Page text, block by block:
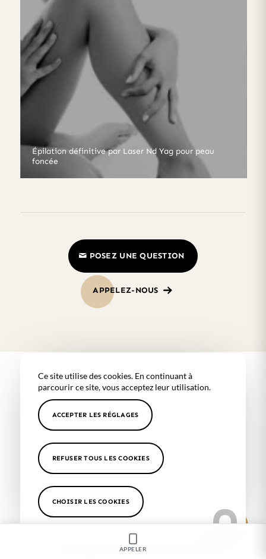
Épilation définitive par Laser Nd Yag pour peau
foncée
POSEZ UNE QUESTION
APPELEZ-NOUS
Tous nos soins à Marseille 8ème
Séances de mésothérapie pour cheveux à
Traitement anti calvitie à Marseille 8ème
Traitement chute des cheveux à Marseille 8ème
Injections de botox par un médecin à Marseille
8ème
Injections PRP cheveux à Marseille 8ème
Injections d’acide hyaluronique par un médecin à
Ce site utilise des cookies. En continuant à
parcourir ce site, vous acceptez leur utilisation.
ACCEPTER LES RÉGLAGES
REFUSER TOUS LES COOKIES
CHOISIR LES COOKIES
APPELER